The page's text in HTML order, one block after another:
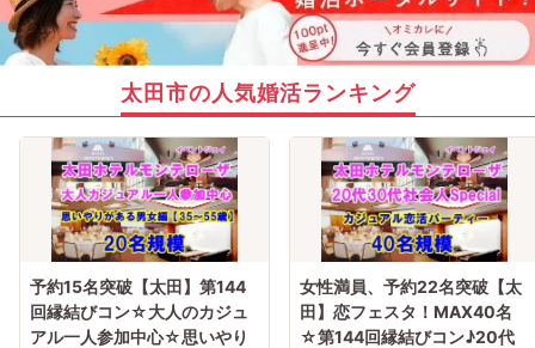
太田市の人気婚活ランキング
予約15名突破【太田】第144
回縁結びコン☆大人のカジュ
アル一人参加中心☆思いやり
女性満員、予約22名突破【太
田】恋フェスタ！MAX40名
☆第144回縁結びコン♪20代